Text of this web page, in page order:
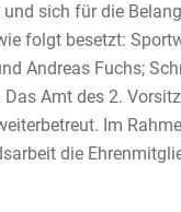
und sich für die
folgt besetzt:
Andreas Fuchs;
Das Amt des 2.
Im
die